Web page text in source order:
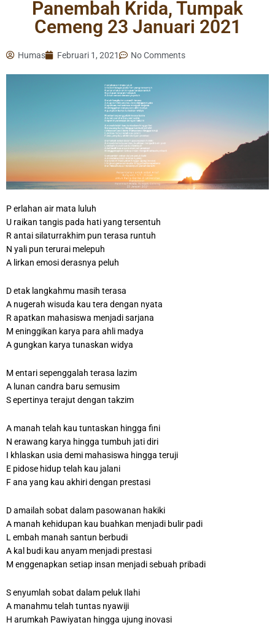
Panembah Krida, Tumpak
Cemeng 23 Januari 2021
Humas Februari 1, 2021 No Comments
P erlahan air mata luluh
U raikan tangis pada hati yang tersentuh
R antai silaturrakhim pun terasa runtuh
N yali pun terurai melepuh
A lirkan emosi derasnya peluh
D etak langkahmu masih terasa
A nugerah wisuda kau tera dengan nyata
R apatkan mahasiswa menjadi sarjana
M eninggikan karya para ahli madya
A gungkan karya tunaskan widya
M entari sepenggalah terasa lazim
A lunan candra baru semusim
S epertinya terajut dengan takzim
A manah telah kau tuntaskan hingga fini
N erawang karya hingga tumbuh jati diri
I khlaskan usia demi mahasiswa hingga teruji
E pidose hidup telah kau jalani
F ana yang kau akhiri dengan prestasi
D amailah sobat dalam pasowanan hakiki
A manah kehidupan kau buahkan menjadi bulir padi
L embah manah santun berbudi
A kal budi kau anyam menjadi prestasi
M enggenapkan setiap insan menjadi sebuah pribadi
S enyumlah sobat dalam peluk Ilahi
A manahmu telah tuntas nyawiji
H arumkah Pawiyatan hingga ujung inovasi